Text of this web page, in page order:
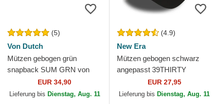
(5)
Von Dutch
Mützen gebogen grün
snapback SUM GRN von
Von DutchEUR 34,90
Lieferung bis Dienstag, Aug. 11
(4.9)
New Era
Mützen gebogen schwarz
angepasst 39THIRTY
Essential der Los Angeles
Dodgers MLB von New Era
EUR 27,95
Lieferung bis Dienstag, Aug. 11